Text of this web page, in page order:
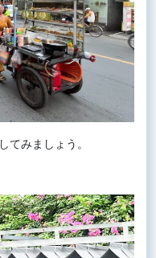
てみましょう。